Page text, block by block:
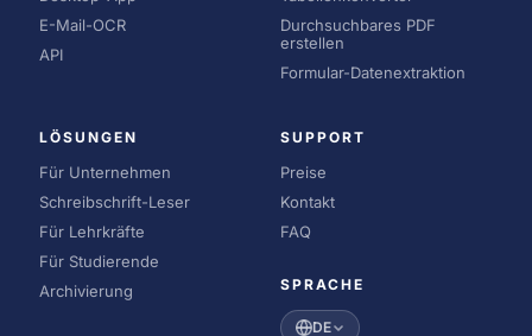
E-Mail-OCR
API
Durchsuchbares PDF
erstellen
Formular-Datenextraktion
LÖSUNGEN
Für Unternehmen
Schreibschrift-Leser
Für Lehrkräfte
Für Studierende
Archivierung
SUPPORT
Preise
Kontakt
FAQ
SPRACHE
DE